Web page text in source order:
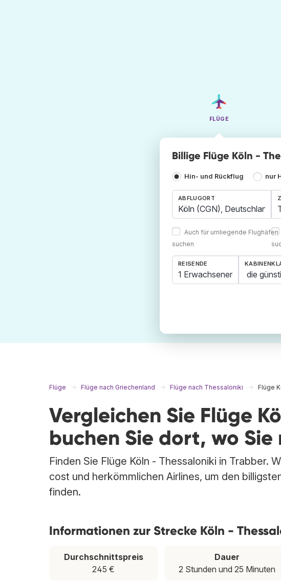
FLÜGE
Billige Flüge Köln -
Hin- und Rückflug nur
ABFLUGORT
Auch für umliegende Flughäfen
suchen
REISENDE
1 Erwachsener
Flüge Flüge nach Griechenland Flüge nach Thessaloniki Flüge
Vergleichen Sie Flüge
buchen Sie dort, wo Sie
Finden Sie Flüge Köln - Thessaloniki in Trabber.
cost und herkömmlichen Airlines, um den
finden.
Informationen zur Strecke Köln -
Durchschnittspreis
245 €
Dauer
2 Stunden und 25 Minuten